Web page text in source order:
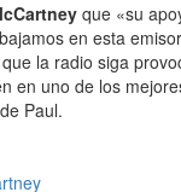
que «su
en esta
la radio siga
en uno de los
Paul.